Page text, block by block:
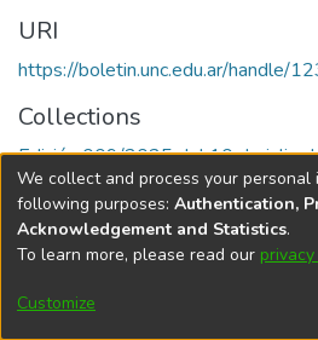
URI
https://boletin.unc.edu.ar/handle/
Collections
Edición 009/2025 del 10 de julio
Universidad
We collect and process your
following purposes: Authentication,
Acknowledgement and Statistics.
To learn more, please read our
Customize